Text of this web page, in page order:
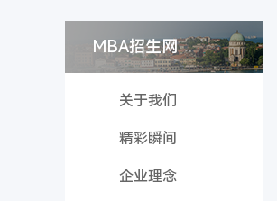
MBA招生网
关于我们
精彩瞬间
企业理念